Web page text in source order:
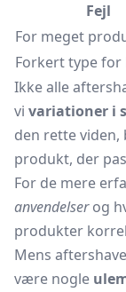
Fejl
For meget
Forkert type for
Ikke alle
vi variationer i
den rette
produkt, der
For de mere
anvendelserog
produkter
Mens
være nogle